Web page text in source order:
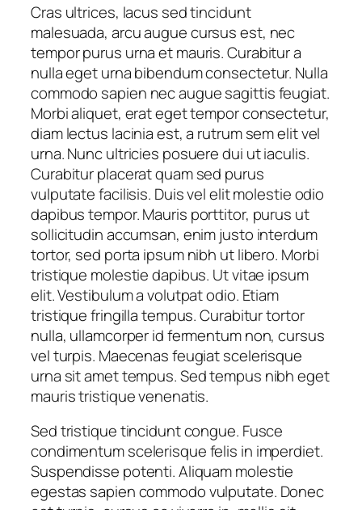
Cras ultrices, lacus sed tincidunt
malesuada, arcu augue cursus est, nec
tempor purus urna et mauris. Curabitur a
nulla eget urna bibendum consectetur. Nulla
commodo sapien nec augue sagittis feugiat.
Morbi aliquet, erat eget tempor consectetur,
diam lectus lacinia est, a rutrum sem elit vel
urna. Nunc ultricies posuere dui ut iaculis.
Curabitur placerat quam sed purus
vulputate facilisis. Duis vel elit molestie odio
dapibus tempor. Mauris porttitor, purus ut
sollicitudin accumsan, enim justo interdum
tortor, sed porta ipsum nibh ut libero. Morbi
tristique molestie dapibus. Ut vitae ipsum
elit. Vestibulum a volutpat odio. Etiam
tristique fringilla tempus. Curabitur tortor
nulla, ullamcorper id fermentum non, cursus
vel turpis. Maecenas feugiat scelerisque
urna sit amet tempus. Sed tempus nibh eget
mauris tristique venenatis.
Sed tristique tincidunt congue. Fusce
condimentum scelerisque felis in imperdiet.
Suspendisse potenti. Aliquam molestie
egestas sapien commodo vulputate. Donec